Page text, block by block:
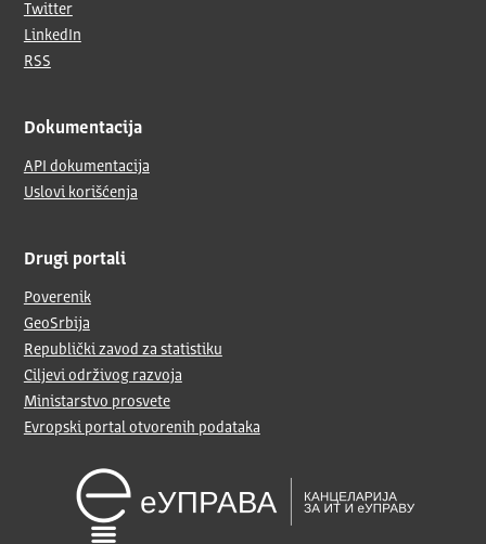
Twitter
LinkedIn
RSS
Dokumentacija
API dokumentacija
Uslovi korišćenja
Drugi portali
Poverenik
GeoSrbija
Republički zavod za statistiku
Ciljevi održivog razvoja
Ministarstvo prosvete
Evropski portal otvorenih podataka